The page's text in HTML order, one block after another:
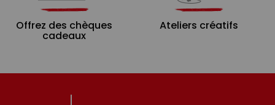
Offrez des chèques
cadeaux
Ateliers créatifs